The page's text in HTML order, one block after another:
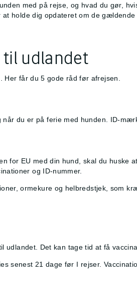
med på rejse, og hvad du gør,
holde dig opdateret om de
til udlandet
får du 5 gode råd før afrejsen.
du er på ferie med hunden. ID-
for EU med din hund, skal du huske
og ID-nummer.
ormekure og helbredstjek, som
Det kan tage tid at få
senest 21 dage før I rejser.